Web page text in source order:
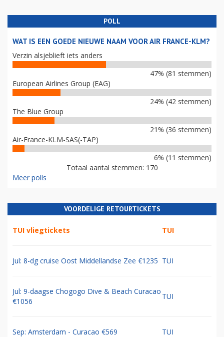
POLL
WAT IS EEN GOEDE NIEUWE NAAM VOOR AIR FRANCE-KLM?
Verzin alsjeblieft iets anders
47% (81 stemmen)
European Airlines Group (EAG)
24% (42 stemmen)
The Blue Group
21% (36 stemmen)
Air-France-KLM-SAS(-TAP)
6% (11 stemmen)
Totaal aantal stemmen: 170
Meer polls
VOORDELIGE RETOURTICKETS
TUI vliegtickets TUI
Jul: 8-dg cruise Oost Middellandse Zee €1235 TUI
Jul: 9-daagse Chogogo Dive & Beach Curacao
€1056
TUI
Sep: Amsterdam - Curacao €569 TUI